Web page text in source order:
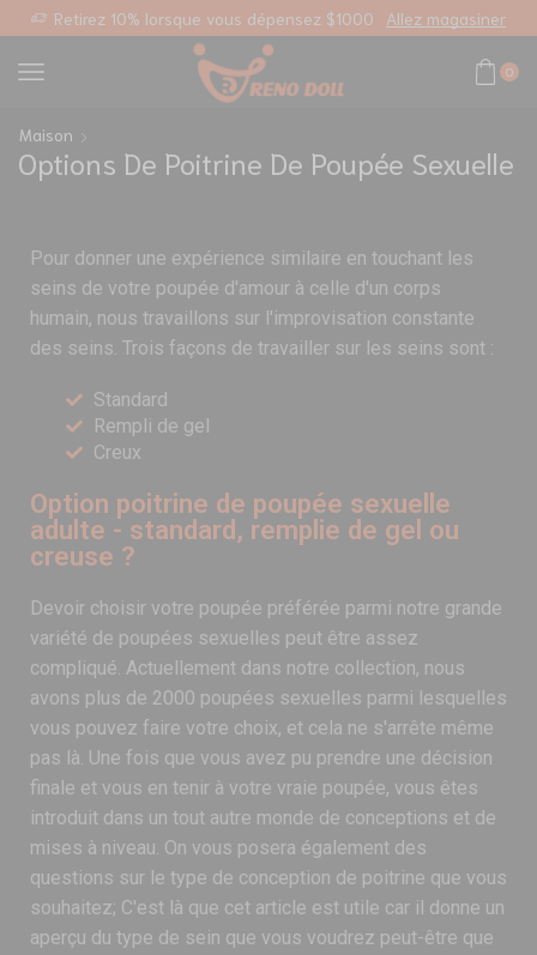
Retirez 10% lorsque vous dépensez $1000 Allez magasiner
0
Maison
Options De Poitrine De Poupée Sexuelle
Pour donner une expérience similaire en touchant les
seins de votre poupée d'amour à celle d'un corps
humain, nous travaillons sur l'improvisation constante
des seins. Trois façons de travailler sur les seins sont :
Standard
Rempli de gel
Creux
Option poitrine de poupée sexuelle
adulte - standard, remplie de gel ou
creuse ?
Devoir choisir votre poupée préférée parmi notre grande
variété de poupées sexuelles peut être assez
compliqué. Actuellement dans notre collection, nous
avons plus de 2000 poupées sexuelles parmi lesquelles
vous pouvez faire votre choix, et cela ne s'arrête même
pas là. Une fois que vous avez pu prendre une décision
finale et vous en tenir à votre vraie poupée, vous êtes
introduit dans un tout autre monde de conceptions et de
mises à niveau. On vous posera également des
questions sur le type de conception de poitrine que vous
souhaitez; C'est là que cet article est utile car il donne un
aperçu du type de sein que vous voudrez peut-être que